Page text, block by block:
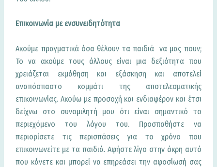
Επικοινωνία με ενσυνειδητότητα
Ακούμε πραγματικά όσα θέλουν τα παιδιά να μας πουν;
Το να ακούμε τους άλλους είναι μια δεξιότητα που
χρειάζεται εκμάθηση και εξάσκηση και αποτελεί
αναπόσπαστο κομμάτι της αποτελεσματικής
επικοινωνίας. Ακούω με προσοχή και ενδιαφέρον και έτσι
δείχνω στο συνομιλητή μου ότι είναι σημαντικό το
περιεχόμενο του λόγου του. Προσπαθήστε να
περιορίσετε τις περισπάσεις για το χρόνο που
επικοινωνείτε με τα παιδιά. Αφήστε λίγο στην άκρη αυτό
που κάνετε και μπορεί να επηρεάσει την αφοσίωσή σας